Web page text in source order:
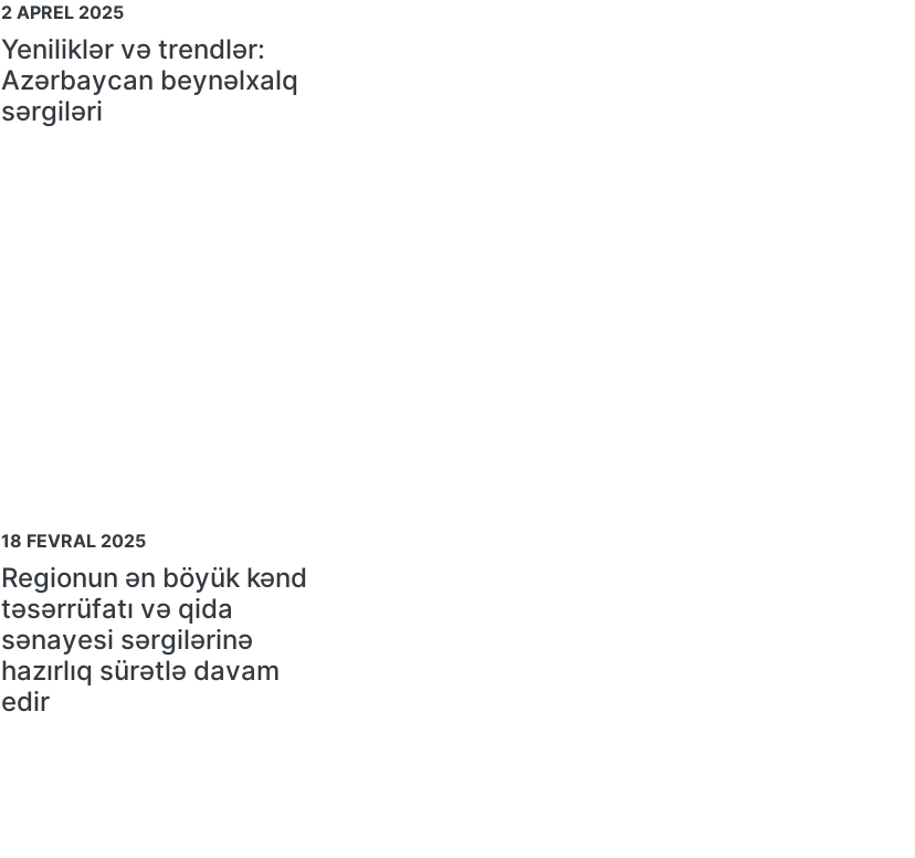
2 APREL 2025
Yeniliklər və trendlər:
Azərbaycan beynəlxalq
sərgiləri
18 FEVRAL 2025
Regionun ən böyük kənd
təsərrüfatı və qida
sənayesi sərgilərinə
hazırlıq sürətlə davam
edir